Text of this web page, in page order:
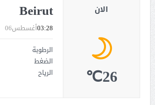
Beirut
أغسطس0603:28
الرطوبة
الضغط
الرياح
الان
26℃